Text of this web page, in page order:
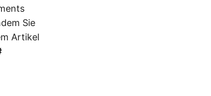
Sie
Artikel